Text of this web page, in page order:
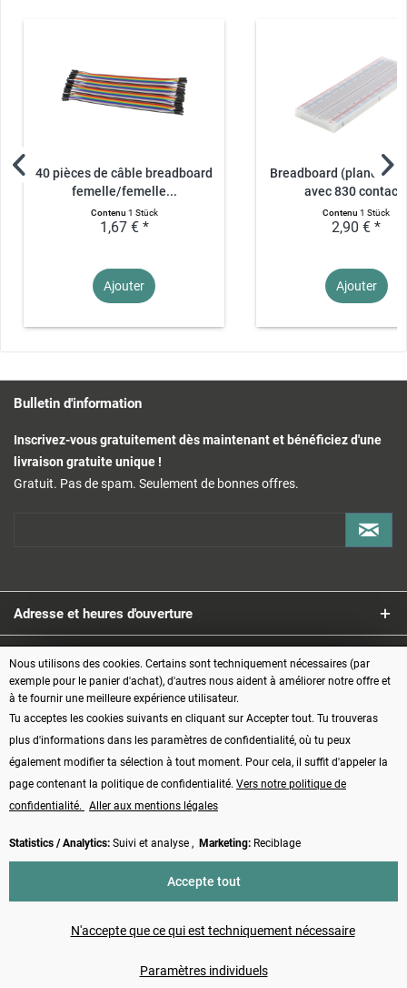
40 pièces de câble breadboard
femelle/femelle...
Contenu 1 Stück
1,67 € *
Ajouter
Breadboard (planche à
avec 830
Contenu1 Stück
2,90 € *
Ajouter
Bulletin d'information
Inscrivez-vous gratuitement dès maintenant et bénéficiez d'une
livraison gratuite unique !
Gratuit. Pas de spam. Seulement de bonnes offres.
Adresse et heures d'ouverture
Service
Informations
Modes de paiement
Vertrag widerrufen
éventuellement les frais de contre-remboursement, sauf indication contraire
Nous utilisons des cookies. Certains sont techniquement nécessaires (par
exemple pour le panier d'achat), d'autres nous aident à améliorer notre offre et
à te fournir une meilleure expérience utilisateur.
Tu acceptes les cookies suivants en cliquant sur Accepter tout. Tu trouveras
plus d'informations dans les paramètres de confidentialité, où tu peux
également modifier ta sélection à tout moment. Pour cela, il suffit d'appeler la
page contenant la politique de confidentialité. Vers notre politique de
confidentialité.
Aller aux mentions légales
Statistics / Analytics: Suivi et analyse , Marketing: Reciblage
Paramètres individuels
N'accepte que ce qui est techniquement nécessaire
Accepte tout